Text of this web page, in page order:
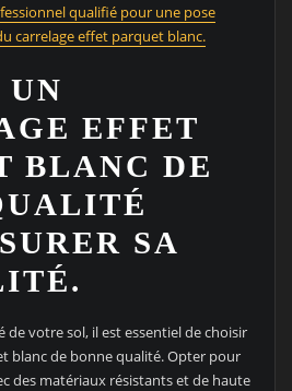
qualifié pour une pose
carrelage effet parquet blanc.
EFFET
BLANC DE
SA
votre sol, il est essentiel de choisir
blanc de bonne qualité. Opter pour
des matériaux résistants et de haute